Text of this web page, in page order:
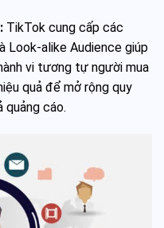
TikTok cung cấp các
Look-alike Audience giúp
vi tương tự người mua
quả để mở rộng quy
quảng cáo.